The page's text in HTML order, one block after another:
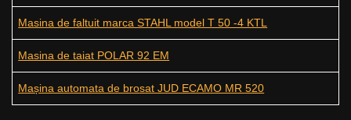
Masina de faltuit marca STAHL model T 50 -4 KTL
Masina de taiat POLAR 92 EM
Mașina automata de brosat JUD ECAMO MR 520